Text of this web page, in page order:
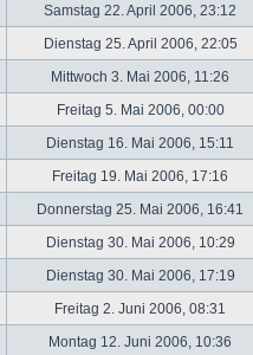
Samstag 22. April 2006, 23:12
Dienstag 25. April 2006, 22:05
Mittwoch 3. Mai 2006, 11:26
Freitag 5. Mai 2006, 00:00
Dienstag 16. Mai 2006, 15:11
Freitag 19. Mai 2006, 17:16
Donnerstag 25. Mai 2006, 16:41
Dienstag 30. Mai 2006, 10:29
Dienstag 30. Mai 2006, 17:19
Freitag 2. Juni 2006, 08:31
Montag 12. Juni 2006, 10:36